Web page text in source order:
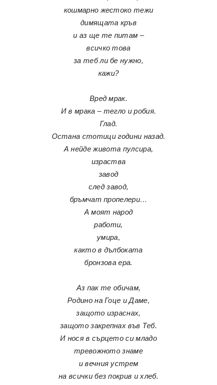
кошмарно жестоко тежи
димящата кръв
и аз ще те питам –
всичко това
за теб ли бе нужно,
кажи?
Вред мрак.
И в мрака – тегло и робия.
Глад.
Остана стотици години назад.
А нейде живота пулсира,
израства
завод
след завод,
бръмчат пропелери…
А моят народ
работи,
умира,
както в дълбоката
бронзова ера.
Аз пак те обичам,
Родино на Гоце и Даме,
защото израснах,
защото закрепнах във Теб.
И нося в сърцето си младо
тревожното знаме
и вечния устрем
на всички без покрив и хлеб.